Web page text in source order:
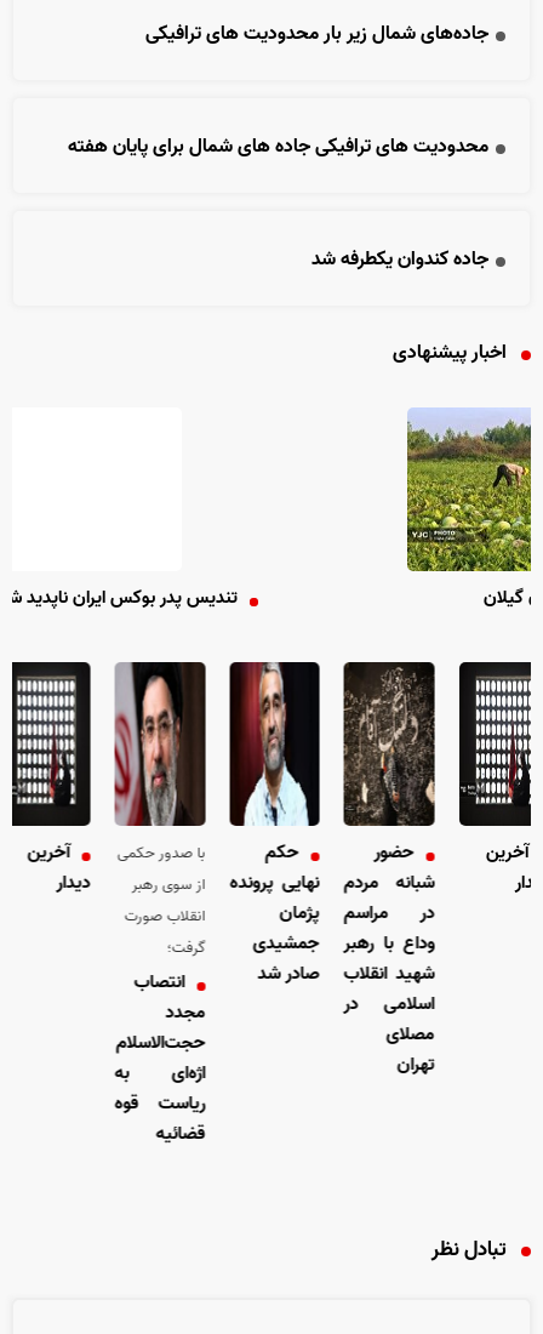
جاده‌های شمال زیر بار محدودیت های ترافیکی
محدودیت های ترافیکی جاده های شمال برای پایان هفته
جاده کندوان یکطرفه شد
اخبار پیشنهادی
تندیس پدر بوکس ایران ناپدید شد
حضور
شبانه مردم
در مراسم
وداع با رهبر
شهید انقلاب
اسلامی در
مصلای
تهران
حکم
نهایی پرونده
پژمان
جمشیدی
صادر شد
با صدور حکمی
از سوی رهبر
انقلاب صورت
گرفت؛
انتصاب
مجدد
حجت‌الاسلام
اژه‌ای به
ریاست قوه
قضائیه
آخرین
دیدار
تبادل نظر